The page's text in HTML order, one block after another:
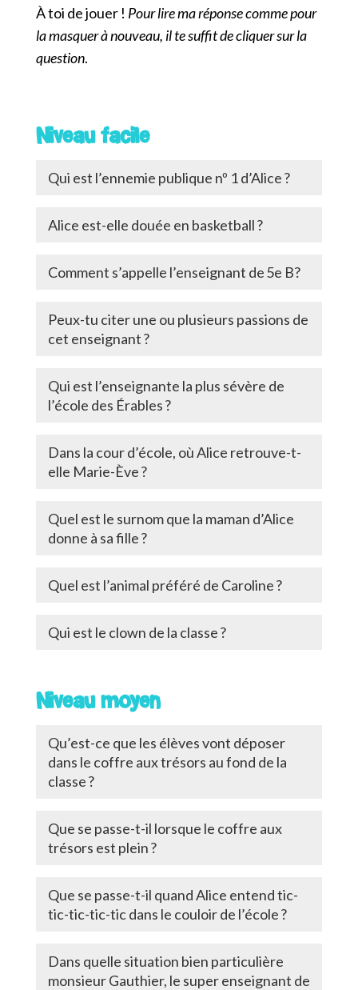
À toi de jouer ! Pour lire ma réponse comme pour
la masquer à nouveau, il te suffit de cliquer sur la
question.
Niveau facile
Qui est l’ennemie publique nº 1 d’Alice ?
Alice est-elle douée en basketball ?
Comment s’appelle l’enseignant de 5e B?
Peux-tu citer une ou plusieurs passions de
cet enseignant ?
Qui est l’enseignante la plus sévère de
l’école des Érables ?
Dans la cour d’école, où Alice retrouve-t-
elle Marie-Ève ?
Quel est le surnom que la maman d’Alice
donne à sa fille ?
Quel est l’animal préféré de Caroline ?
Qui est le clown de la classe ?
Niveau moyen
Qu’est-ce que les élèves vont déposer
dans le coffre aux trésors au fond de la
classe ?
Que se passe-t-il lorsque le coffre aux
trésors est plein ?
Que se passe-t-il quand Alice entend tic-
tic-tic-tic-tic dans le couloir de l’école ?
Dans quelle situation bien particulière
monsieur Gauthier, le super enseignant de